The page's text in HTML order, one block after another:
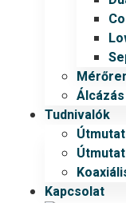
Álcázás
Tudnivalók
Kapcsolat